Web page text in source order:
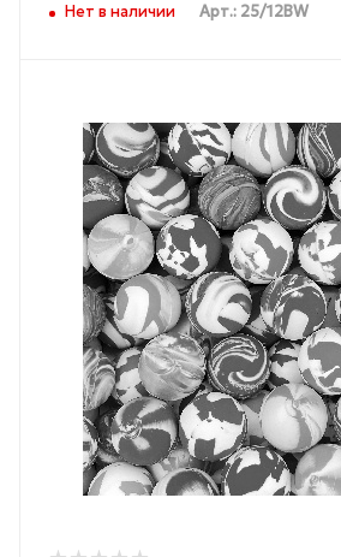
Нет в наличии Арт.: 25/12BW